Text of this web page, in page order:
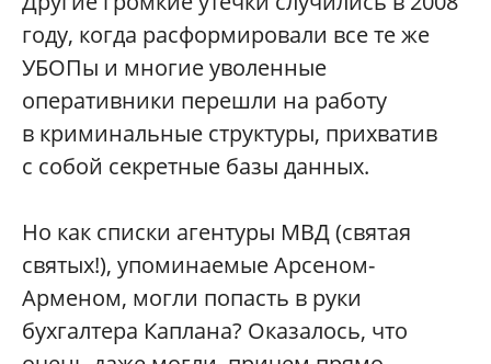
году, когда расформировали все те же
УБОПы и многие уволенные
оперативники перешли на работу
в криминальные структуры, прихватив
с собой секретные базы данных.
Но как списки агентуры МВД (святая
святых!), упоминаемые Арсеном-
Арменом, могли попасть в руки
бухгалтера Каплана? Оказалось, что